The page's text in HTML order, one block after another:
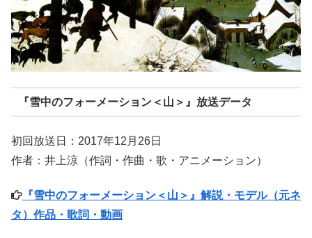
『雪中のフォーメーション＜山＞』放送データ
初回放送日：2017年12月26日
作者：井上涼（作詞・作曲・歌・アニメーション）
『雪中のフォーメーション＜山＞』解説・モデル（元ネ
タ）作品・歌詞・動画